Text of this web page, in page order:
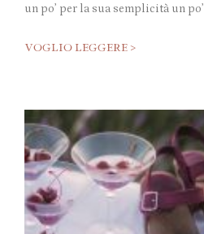
un po’ per la sua semplicità un po’
VOGLIO LEGGERE >